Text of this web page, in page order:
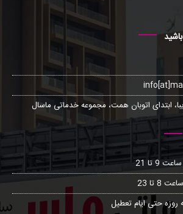
ابتدای اتوبان همت، مجموعه خدماتی ماسال
9 تا 21
تا 23
حتی ایام تعطیل